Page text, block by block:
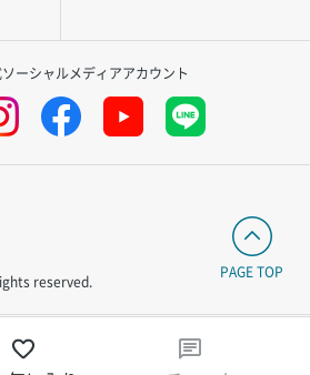
ーシャルメディアアカウント
reserved.
PAGE TOP